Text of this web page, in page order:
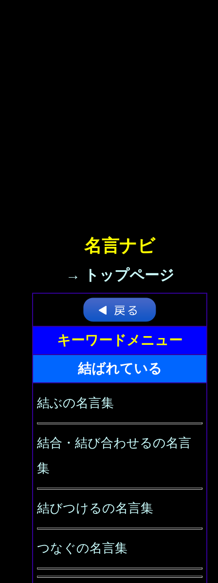
名言ナビ
→ トップページ
キーワードメニュー
結ばれている
結ぶの名言集
結合・結び合わせるの名言
集
結びつけるの名言集
つなぐの名言集